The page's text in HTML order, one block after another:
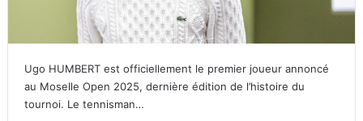
Ugo HUMBERT est officiellement le premier joueur annoncé
au Moselle Open 2025, dernière édition de l’histoire du
tournoi. Le tennisman…